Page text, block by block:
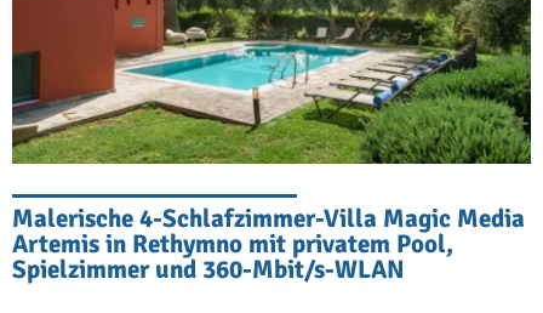
Malerische 4-Schlafzimmer-Villa Magic Media
Artemis in Rethymno mit privatem Pool,
Spielzimmer und 360-Mbit/s-WLAN